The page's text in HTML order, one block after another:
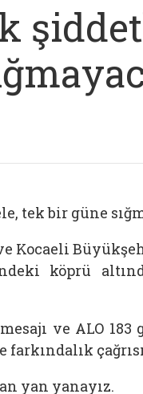
tek bir güne
Kocaeli
köprü
mesajı ve ALO
yan yanayız.